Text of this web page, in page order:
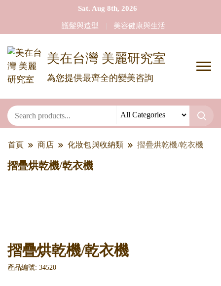
Sat. Aug 8th, 2026
護髮與造型 美容健康與生活
美在台灣 美麗研究室
為您提供最齊全的變美咨詢
首頁 商店 化妝包與收納類 摺疊烘乾機/乾衣機
摺疊烘乾機/乾衣機
摺疊烘乾機/乾衣機
產品編號: 34520